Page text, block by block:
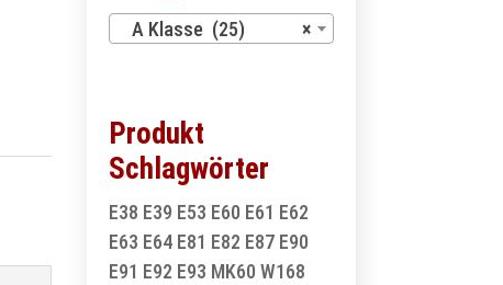
×
A Klasse (25)
Produkt
Schlagwörter
E38 E39 E53 E60 E61 E62
E63 E64 E81 E82 E87 E90
E91 E92 E93 MK60 W168